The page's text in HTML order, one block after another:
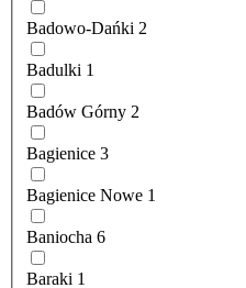
Badowo-Dańki 2
Badulki 1
Badów Górny 2
Bagienice 3
Bagienice Nowe 1
Baniocha 6
Baraki 1